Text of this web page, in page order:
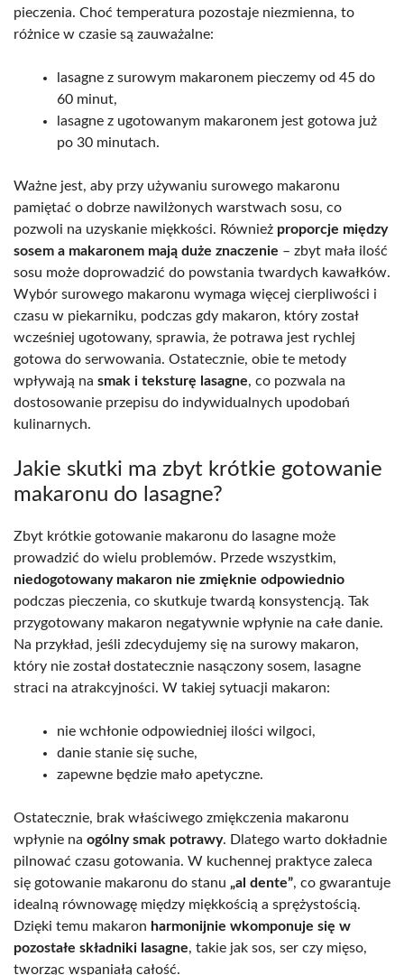
pieczenia. Choć temperatura pozostaje niezmienna, to
różnice w czasie są zauważalne:
lasagne z surowym makaronem pieczemy od 45 do
60 minut,
lasagne z ugotowanym makaronem jest gotowa już
po 30 minutach.
Ważne jest, aby przy używaniu surowego makaronu
pamiętać o dobrze nawilżonych warstwach sosu, co
pozwoli na uzyskanie miękkości. Również proporcje między
sosem a makaronem mają duże znaczenie – zbyt mała ilość
sosu może doprowadzić do powstania twardych kawałków.
Wybór surowego makaronu wymaga więcej cierpliwości i
czasu w piekarniku, podczas gdy makaron, który został
wcześniej ugotowany, sprawia, że potrawa jest rychlej
gotowa do serwowania. Ostatecznie, obie te metody
wpływają na smak i teksturę lasagne, co pozwala na
dostosowanie przepisu do indywidualnych upodobań
kulinarnych.
Jakie skutki ma zbyt krótkie gotowanie
makaronu do lasagne?
Zbyt krótkie gotowanie makaronu do lasagne może
prowadzić do wielu problemów. Przede wszystkim,
niedogotowany makaron nie zmięknie odpowiednio
podczas pieczenia, co skutkuje twardą konsystencją. Tak
przygotowany makaron negatywnie wpłynie na całe danie.
Na przykład, jeśli zdecydujemy się na surowy makaron,
który nie został dostatecznie nasączony sosem, lasagne
straci na atrakcyjności. W takiej sytuacji makaron:
nie wchłonie odpowiedniej ilości wilgoci,
danie stanie się suche,
zapewne będzie mało apetyczne.
Ostatecznie, brak właściwego zmiękczenia makaronu
wpłynie na ogólny smak potrawy. Dlatego warto dokładnie
pilnować czasu gotowania. W kuchennej praktyce zaleca
się gotowanie makaronu do stanu „al dente”, co gwarantuje
idealną równowagę między miękkością a sprężystością.
Dzięki temu makaron harmonijnie wkomponuje się w
pozostałe składniki lasagne, takie jak sos, ser czy mięso,
tworząc wspaniałą całość.